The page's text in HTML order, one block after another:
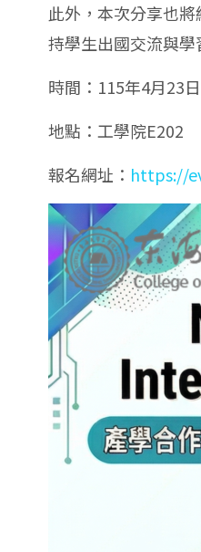
此外，本次分享也
持學生出國交流與
時間：115年4月23
地點：工學院E202
報名網址： https://